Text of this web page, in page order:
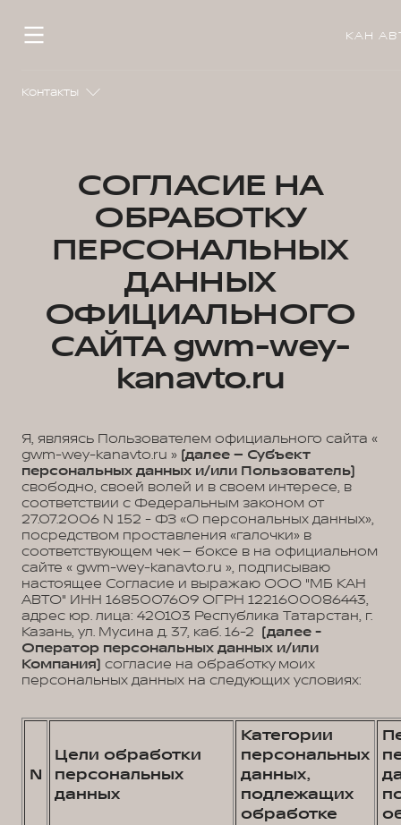
КАН
Контакты
СОГЛАСИЕ НА
ОБРАБОТКУ
ПЕРСОНАЛЬНЫХ
ДАННЫХ
ОФИЦИАЛЬНОГО
САЙТА gwm-wey-
kanavto.ru
Я, являясь Пользователем официального сайта «
gwm-wey-kanavto.ru » (далее – Субъект
персональных данных и/или Пользователь)
свободно, своей волей и в своем интересе, в
соответствии с Федеральным законом от
27.07.2006 N 152 - ФЗ «О персональных данных»,
посредством проставления «галочки» в
соответствующем чек – боксе в на официальном
сайте « gwm-wey-kanavto.ru », подписываю
настоящее Согласие и выражаю ООО "МБ КАН
АВТО" ИНН 1685007609 ОГРН 1221600086443,
адрес юр. лица: 420103 Республика Татарстан, г.
Казань, ул. Мусина д. 37, каб. 16-2 (далее -
Оператор персональных данных и/или
Компания) согласие на обработку моих
персональных данных на следующих условиях:
N
Цели обработки
персональных
данных
Категории
персональных
данных,
подлежащих
обработке